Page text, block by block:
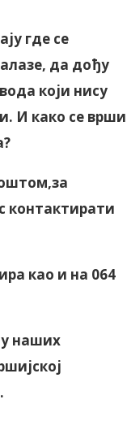
где се
да дођу
који нису
И како се врши
контактирати
као и на 064
наших